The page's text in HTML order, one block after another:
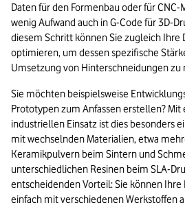
Daten für den Formenbau oder für
wenig Aufwand auch in G-Code für 3D-
diesem Schritt können Sie zugleich Ihre
optimieren, um dessen spezifische
Umsetzung von Hinterschneidungen zu
Sie möchten beispielsweise
Prototypen zum Anfassen erstellen?
industriellen Einsatz ist dies besonders
mit wechselnden Materialien, etwa
Keramikpulvern beim Sintern und
unterschiedlichen Resinen beim SLA-
entscheidenden Vorteil: Sie können
einfach mit verschiedenen Werkstoffen